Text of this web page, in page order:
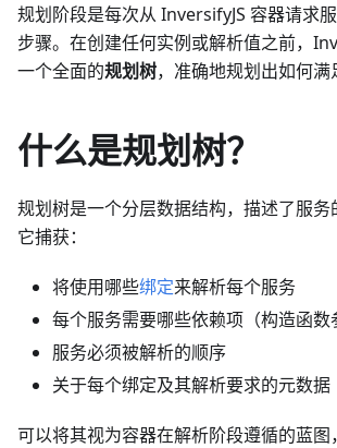
规划阶段是每次从 InversifyJS 容器请求
步骤。在创建任何实例或解析值之前，
一个全面的规划树，准确地规划出如何满
什么是规划树？
规划树是一个分层数据结构，描述了服务
它捕获：
将使用哪些绑定来解析每个服务
每个服务需要哪些依赖项（构造函数
服务必须被解析的顺序
关于每个绑定及其解析要求的元数据
可以将其视为容器在解析阶段遵循的蓝